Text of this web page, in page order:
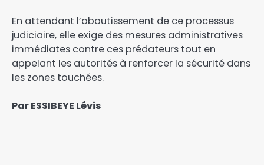
En attendant l’aboutissement de ce processus
judiciaire, elle exige des mesures administratives
immédiates contre ces prédateurs tout en
appelant les autorités à renforcer la sécurité dans
les zones touchées.
Par ESSIBEYE Lévis